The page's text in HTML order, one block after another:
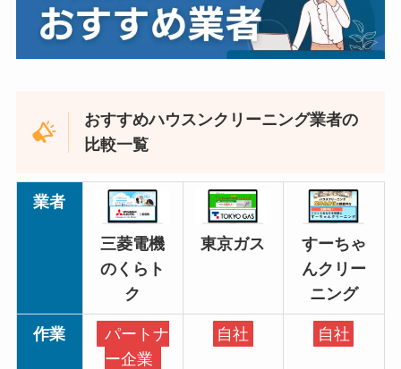
おすすめハウスンクリーニング業者の
比較一覧
業者
三菱電機
のくらト
ク
東京ガス
すーちゃ
んクリー
ニング
作業
パートナ
ー企業
自社 自社